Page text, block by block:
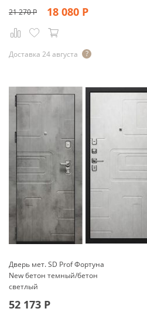
21 270Р 18 080 Р
Доставка 24 августа
Дверь мет. SD Prof Фортуна
New бетон темный/бетон
светлый
52 173 Р